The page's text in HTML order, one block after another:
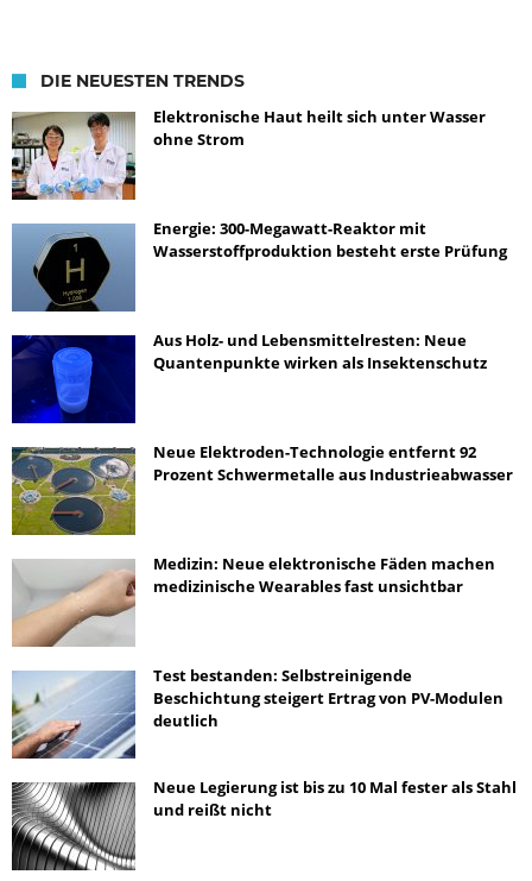
DIE NEUESTEN TRENDS
Elektronische Haut heilt sich unter Wasser
ohne Strom
Energie: 300-Megawatt-Reaktor mit
Wasserstoffproduktion besteht erste Prüfung
Aus Holz- und Lebensmittelresten: Neue
Quantenpunkte wirken als Insektenschutz
Neue Elektroden-Technologie entfernt 92
Prozent Schwermetalle aus Industrieabwasser
Medizin: Neue elektronische Fäden machen
medizinische Wearables fast unsichtbar
Test bestanden: Selbstreinigende
Beschichtung steigert Ertrag von PV-Modulen
deutlich
Neue Legierung ist bis zu 10 Mal fester als Stahl
und reißt nicht